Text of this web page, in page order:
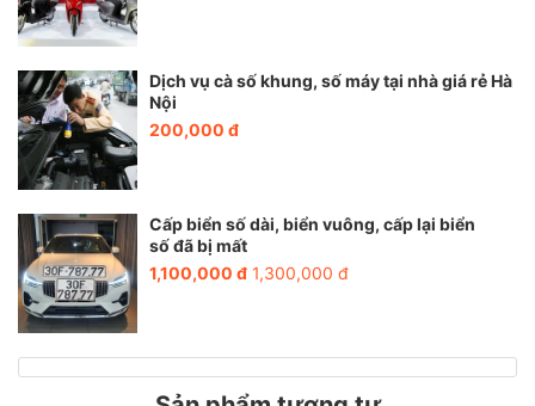
Dịch vụ cà số khung, số máy tại nhà giá rẻ Hà
Nội
200,000 đ
Cấp biển số dài, biển vuông, cấp lại biển
số đã bị mất
1,100,000 đ 1,300,000 đ